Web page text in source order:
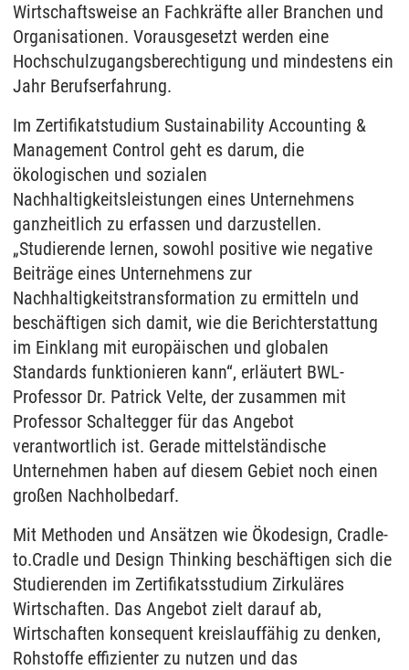
Wirtschaftsweise an Fachkräfte aller Branchen und
Organisationen. Vorausgesetzt werden eine
Hochschulzugangsberechtigung und mindestens ein
Jahr Berufserfahrung.
Im Zertifikatstudium Sustainability Accounting &
Management Control geht es darum, die
ökologischen und sozialen
Nachhaltigkeitsleistungen eines Unternehmens
ganzheitlich zu erfassen und darzustellen.
„Studierende lernen, sowohl positive wie negative
Beiträge eines Unternehmens zur
Nachhaltigkeitstransformation zu ermitteln und
beschäftigen sich damit, wie die Berichterstattung
im Einklang mit europäischen und globalen
Standards funktionieren kann“, erläutert BWL-
Professor Dr. Patrick Velte, der zusammen mit
Professor Schaltegger für das Angebot
verantwortlich ist. Gerade mittelständische
Unternehmen haben auf diesem Gebiet noch einen
großen Nachholbedarf.
Mit Methoden und Ansätzen wie Ökodesign, Cradle-
to.Cradle und Design Thinking beschäftigen sich die
Studierenden im Zertifikatsstudium Zirkuläres
Wirtschaften. Das Angebot zielt darauf ab,
Wirtschaften konsequent kreislauffähig zu denken,
Rohstoffe effizienter zu nutzen und das